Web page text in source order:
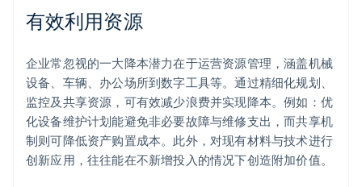
有效利用资源
企业常忽视的一大降本潜力在于运营资源管理，涵盖机械
设备、车辆、办公场所到数字工具等。通过精细化规划、
监控及共享资源，可有效减少浪费并实现降本。例如：优
化设备维护计划能避免非必要故障与维修支出，而共享机
制则可降低资产购置成本。此外，对现有材料与技术进行
创新应用，往往能在不新增投入的情况下创造附加价值。